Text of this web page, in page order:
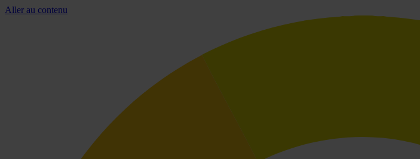
Aller au contenu